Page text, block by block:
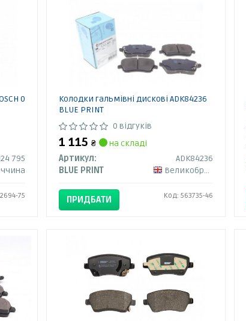
0
795
75
Колодки гальмівні дискові ADK84236
BLUE PRINT
0 відгуків
1 115 ₴
на складі
Артикул:
ADK84236
BLUE PRINT
Великобританія
ПРИДБАТИ Код: 563735-46